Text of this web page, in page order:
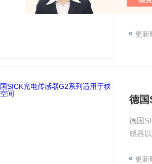
感器
广泛
更新
德国
德国
感器
广泛
更新